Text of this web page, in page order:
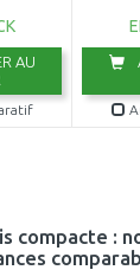
AU
compacte :